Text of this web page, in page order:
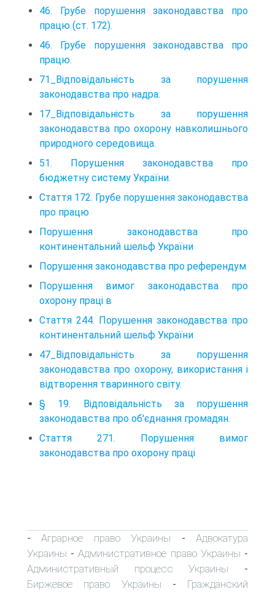
46. Грубе порушення законодавства про
працю (ст. 172).
46. Грубе порушення законодавства про
працю.
71_Відповідальність за порушення
законодавства про надра.
17_Відповідальність за порушення
законодавства про охорону навколишнього
природного середовища.
51. Порушення законодавства про
бюджетну систему України.
Стаття 172. Грубе порушення законодавства
про працю
Порушення законодавства про
континентальний шельф України
Порушення законодавства про референдум
Порушення вимог законодавства про
охорону праці в
Стаття 244. Порушення законодавства про
континентальний шельф України
47_Відповідальність за порушення
законодавства про охорону, використання і
відтворення тваринного світу.
§ 19. Відповідальність за порушення
законодавства про об'єднання громадян.
Стаття 271. Порушення вимог
законодавства про охорону праці
-Аграрное право Украины -Адвокатура
Украины -Административное право Украины -
Административный процесс Украины -
Биржевое право Украины - Гражданский